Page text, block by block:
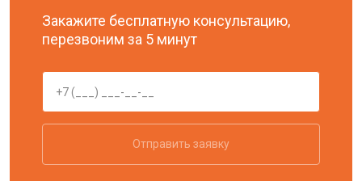
Закажите бесплатную консультацию,
перезвоним за 5 минут
Отправить заявку